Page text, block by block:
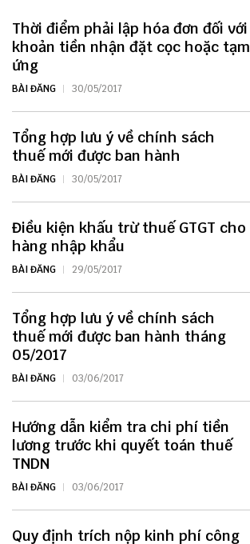
Thời điểm phải lập hóa đơn đối với
khoản tiền nhận đặt cọc hoặc tạm
ứng
BÀI ĐĂNG 30/05/2017
Tổng hợp lưu ý về chính sách
thuế mới được ban hành
BÀI ĐĂNG 30/05/2017
Điều kiện khấu trừ thuế GTGT cho
hàng nhập khẩu
BÀI ĐĂNG 29/05/2017
Tổng hợp lưu ý về chính sách
thuế mới được ban hành tháng
05/2017
BÀI ĐĂNG 03/06/2017
Hướng dẫn kiểm tra chi phí tiền
lương trước khi quyết toán thuế
TNDN
BÀI ĐĂNG 03/06/2017
Quy định trích nộp kinh phí công